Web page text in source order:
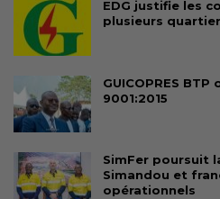
EDG justifie les
plusieurs
GUICOPRES
9001:2015
SimFer poursuit
Simandou et
opérationnels